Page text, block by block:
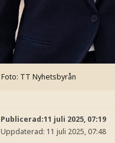
Foto: TT Nyhetsbyrån
Publicerad:11 juli 2025, 07:19
Uppdaterad: 11 juli 2025, 07:48